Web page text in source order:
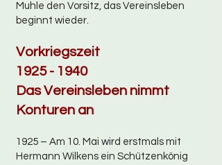
Muhle den Vorsitz, das Vereinsleben
beginnt wieder.
Vorkriegszeit
1925 - 1940
Das Vereinsleben nimmt
Konturen an
1925 – Am 10. Mai wird erstmals mit
Hermann Wilkens ein Schützenkönig